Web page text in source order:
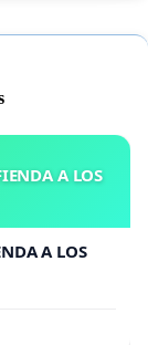
A LOS
A LOS